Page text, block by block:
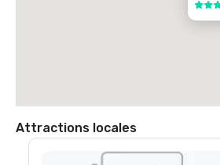
5 sur 5
Attractions locales